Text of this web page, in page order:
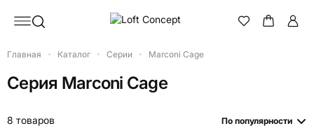
Главная Каталог Серии Marconi Cage
Серия Marconi Cage
8 товаров По популярности